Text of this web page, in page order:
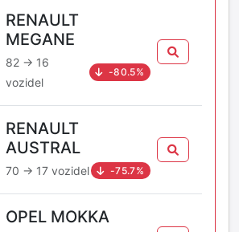
RENAULT
MEGANE
82 → 16
vozidel
-80.5%
RENAULT
AUSTRAL
70 → 17 vozidel -75.7%
OPEL MOKKA